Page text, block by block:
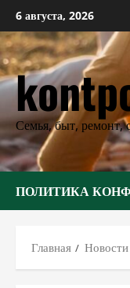
Перейти
к
содержимому
6 августа, 2026
Семья, быт, ремонт,
ПОЛИТИКА
Главная